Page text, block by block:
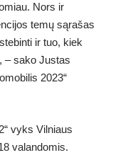
Nors ir
temų sąrašas
ir tuo, kiek
– sako Justas
2023“
vyks Vilniaus
valandomis.